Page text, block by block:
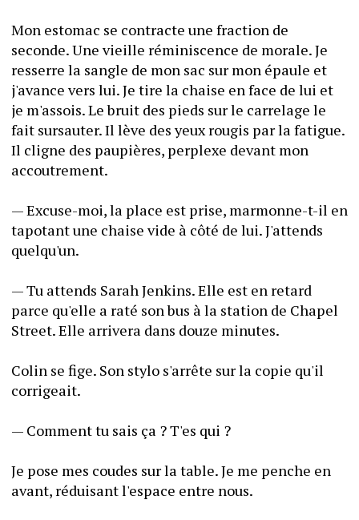
Mon estomac se contracte une fraction de
seconde. Une vieille réminiscence de morale. Je
resserre la sangle de mon sac sur mon épaule et
j'avance vers lui. Je tire la chaise en face de lui et
je m'assois. Le bruit des pieds sur le carrelage le
fait sursauter. Il lève des yeux rougis par la fatigue.
Il cligne des paupières, perplexe devant mon
accoutrement.
— Excuse-moi, la place est prise, marmonne-t-il en
tapotant une chaise vide à côté de lui. J'attends
quelqu'un.
— Tu attends Sarah Jenkins. Elle est en retard
parce qu'elle a raté son bus à la station de Chapel
Street. Elle arrivera dans douze minutes.
Colin se fige. Son stylo s'arrête sur la copie qu'il
corrigeait.
— Comment tu sais ça ? T'es qui ?
Je pose mes coudes sur la table. Je me penche en
avant, réduisant l'espace entre nous.